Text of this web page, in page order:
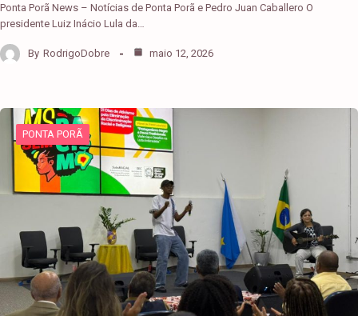
Ponta Porã News – Notícias de Ponta Porã e Pedro Juan Caballero O
presidente Luiz Inácio Lula da…
By RodrigoDobre maio 12, 2026
PONTA PORÃ